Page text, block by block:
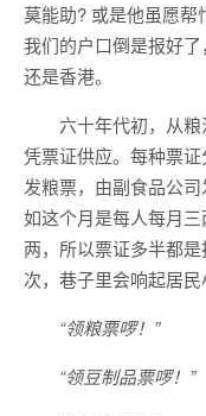
莫能助? 或是他虽愿
我们的户口倒是报好
还是香港。
六十年代初，从
凭票证供应。每种票
发粮票，由副食品公
如这个月是每人每月
两，所以票证多半都
次，巷子里会响起居
“领粮票啰！”
“领豆制品票啰！”